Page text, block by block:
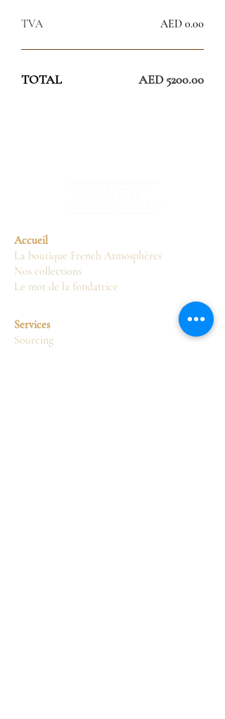
TVA AED 0.00
TOTAL AED 5200.00
Accueil
La boutique French Atmosphères
Nos collections
Le mot de la fondatrice
Services
Sourcing